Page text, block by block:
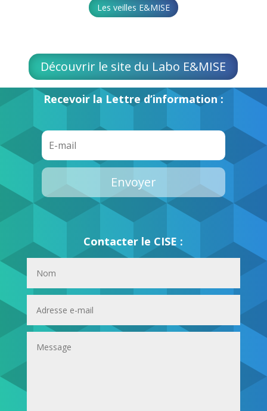
Les veilles E&MISE
Découvrir le site du Labo E&MISE
Recevoir la Lettre d’information :
Envoyer
Contacter le CISE :